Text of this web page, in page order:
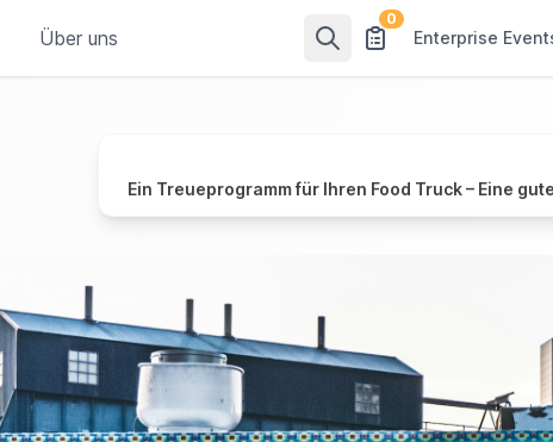
Über uns
0
Enterprise
Ein Treueprogramm für Ihren Food Truck – Eine